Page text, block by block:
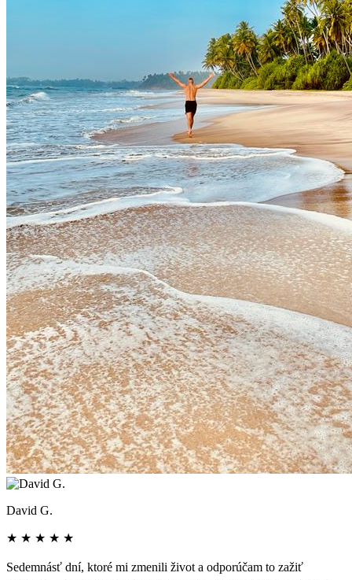
David G.
★ ★ ★ ★ ★
Sedemnásť dní, ktoré mi zmenili život a odporúčam to zažiť